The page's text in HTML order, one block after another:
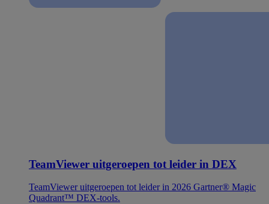
TeamViewer uitgeroepen tot leider in DEX
TeamViewer uitgeroepen tot leider in 2026 Gartner® Magic
Quadrant™ DEX-tools.